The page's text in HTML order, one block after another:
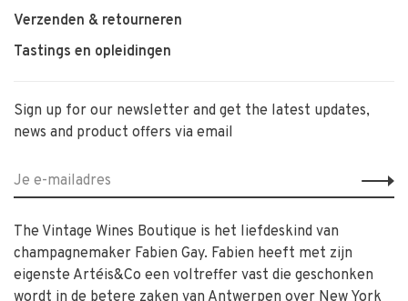
Verzenden & retourneren
Tastings en opleidingen
Sign up for our newsletter and get the latest updates,
news and product offers via email
The Vintage Wines Boutique is het liefdeskind van
champagnemaker Fabien Gay. Fabien heeft met zijn
eigenste Artéis&Co een voltreffer vast die geschonken
wordt in de betere zaken van Antwerpen over New York